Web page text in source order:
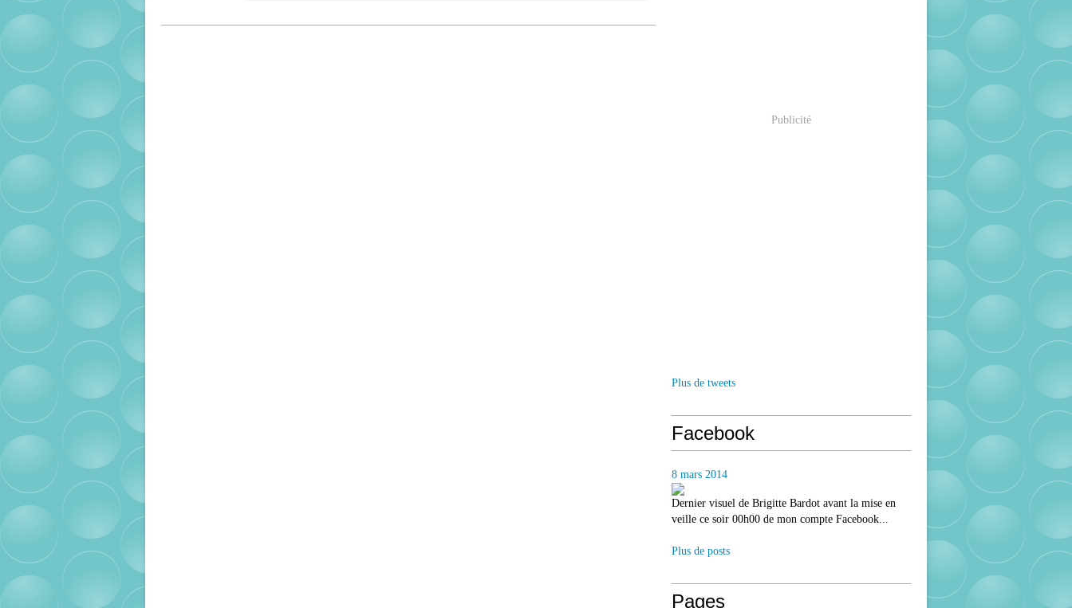
Publicité
Plus de tweets
Facebook
8 mars 2014
Dernier visuel de Brigitte Bardot avant la mise en
veille ce soir 00h00 de mon compte Facebook...
Plus de posts
Pages